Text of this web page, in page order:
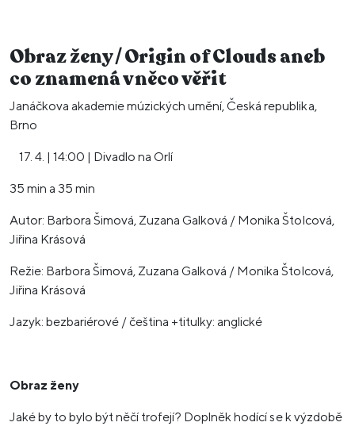
Obraz ženy / Origin of Clouds aneb
co znamená vněco věřit
Janáčkova akademie múzických umění, Česká republika,
Brno
4. | 14:00 | Divadlo na Orlí
35 min a 35 min
Autor: Barbora Šimová, Zuzana Galková / Monika Štolcová,
Jiřina Krásová
Režie: Barbora Šimová, Zuzana Galková / Monika Štolcová,
Jiřina Krásová
Jazyk: bezbariérové / čeština +titulky: anglické
Obraz ženy
Jaké by to bylo být něčí trofejí? Doplněk hodící se k výzdobě